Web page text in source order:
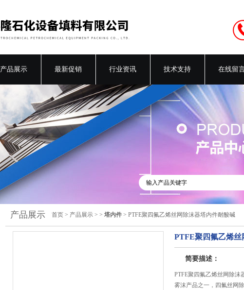
产品展示 最新促销 行业资讯 技术支持 在线留
产品展示 首页 > 产品展示 > > 塔内件 > PTFE聚四氟乙烯丝网除沫器塔内件耐酸碱
PTFE聚四氟乙烯
简要描述：
PTFE聚四氟乙烯丝网除沫
雾沫产品之一，四氟丝网